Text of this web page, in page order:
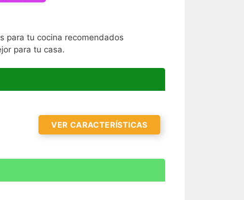
para tu cocina recomendados
para tu casa.
VER CARACTERÍSTICAS